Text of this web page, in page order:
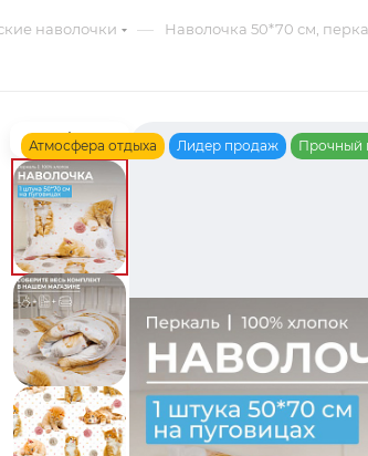
наволочки — Наволочка 50*70 см,
Атмосфера отдыха Лидер продаж Прочный